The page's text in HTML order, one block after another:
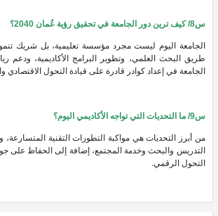
س8/ كيف ترين دور الجامعة في تحقيق رؤية عُمان 2040؟
الجامعة اليوم ليست مجرد مؤسسة تعليمية، بل شريك
طريق البحث العلمي، وتطوير البرامج الأكاديمية، ودعم
الجامعة في إعداد كوادر قادرة على قيادة التحول الاقتصادي
س9/ ما التحديات التي تواجه الأكاديمي اليوم؟
من أبرز التحديات هي مواكبة التطورات التقنية المتسارعة،
التدريس والبحث وخدمة المجتمع، إضافة إلى الحفاظ على
التحول الرقمي.